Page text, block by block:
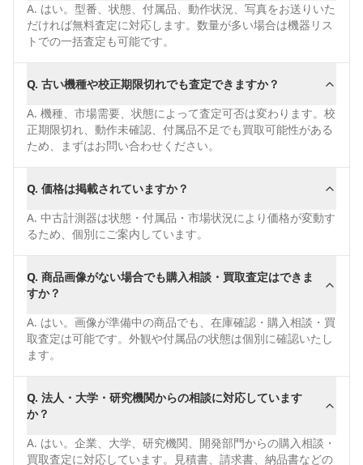
A. はい。型番、状態、付属品、動作状況、写真をお送りいた
だければ無料査定に対応します。数量が多い場合は機器リス
トでの一括査定も可能です。
Q. 古い機種や校正期限切れでも査定できますか？
A. 機種、市場需要、状態によって査定可否は変わります。校
正期限切れ、動作未確認、付属品不足でも買取可能性がある
ため、まずはお問い合わせください。
Q. 価格は掲載されていますか？
A. 中古計測器は状態・付属品・市場状況により価格が変動す
るため、個別にご案内しています。
Q. 商品画像がない場合でも購入相談・買取査定はできま
すか？
A. はい。画像が準備中の商品でも、在庫確認・購入相談・買
取査定は可能です。外観や付属品の状態は個別に確認いたし
ます。
Q. 法人・大学・研究機関からの相談に対応しています
か？
A. はい。企業、大学、研究機関、開発部門からの購入相談・
買取査定に対応しています。見積書、請求書、納品書などの